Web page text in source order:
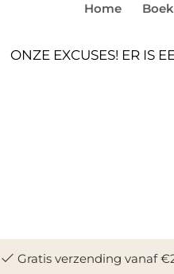
Home
ONZE EXCUSES! ER IS
Gratis verzending vanaf